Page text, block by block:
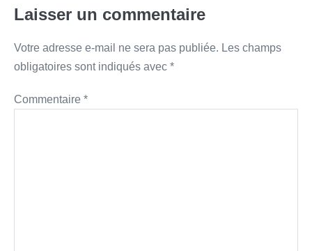
Laisser un commentaire
Votre adresse e-mail ne sera pas publiée. Les champs
obligatoires sont indiqués avec *
Commentaire *